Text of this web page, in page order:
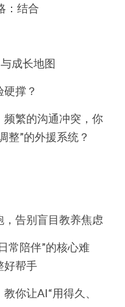
：结合
成长地图
撑？
繁的沟通冲突，你
整”的外援系统？
，告别盲目教养焦虑
常陪伴”的核心难
好帮手
你让AI“用得久、